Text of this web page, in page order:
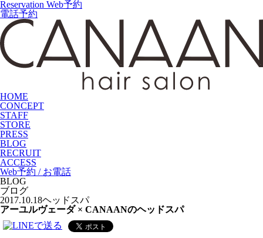
Reservation Web予約
電話予約
HOME
CONCEPT
STAFF
STORE
PRESS
BLOG
RECRUIT
ACCESS
Web予約 / お電話
BLOG
ブログ
2017.10.18ヘッドスパ
アーユルヴェーダ × CANAANのヘッドスパ